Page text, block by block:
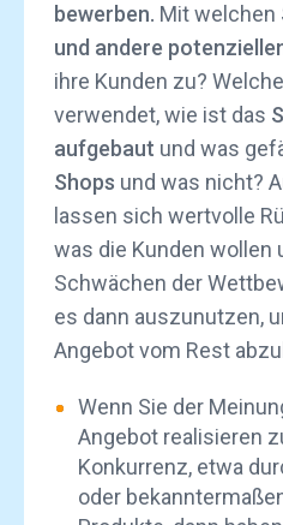
bewerben. Mit welchen
und andere
ihre Kunden zu? Welche
verwendet, wie ist das
aufgebaut und was
Shops und was nicht?
lassen sich wertvolle
was die Kunden wollen
Schwächen der
es dann auszunutzen,
Angebot vom Rest
Wenn Sie der
Angebot realisieren
Konkurrenz, etwa
oder